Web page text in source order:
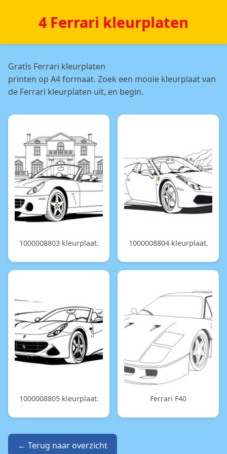
4 Ferrari kleurplaten
Gratis Ferrari kleurplaten
printen op A4 formaat. Zoek een mooie kleurplaat van
de Ferrari kleurplaten uit, en begin.
1000008803 kleurplaat. 1000008804 kleurplaat.
1000008805 kleurplaat. Ferrari F40
← Terug naar overzicht